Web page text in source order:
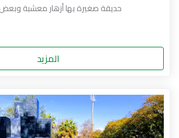
حديقة صغيرة بها أزهار معشبة وبعض
المزيد